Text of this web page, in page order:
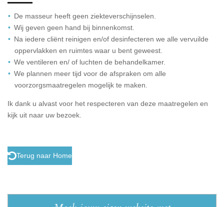
De masseur heeft geen ziekteverschijnselen.
Wij geven geen hand bij binnenkomst.
Na iedere cliënt reinigen en/of desinfecteren we alle vervuilde
oppervlakken en ruimtes waar u bent geweest.
We ventileren en/ of luchten de behandelkamer.
We plannen meer tijd voor de afspraken om alle
voorzorgsmaatregelen mogelijk te maken.
Ik dank u alvast voor het respecteren van deze maatregelen en
kijk uit naar uw bezoek.
Terug naar Home